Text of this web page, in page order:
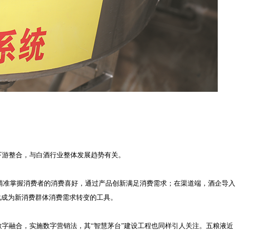
整合，与白酒行业整体发展趋势有关。
掌握消费者的消费喜好，通过产品创新满足消费需求；在渠道端，酒企导入
为新消费群体消费需求转变的工具。
融合，实施数字营销法，其“智慧茅台”建设工程也同样引人关注。五粮液近